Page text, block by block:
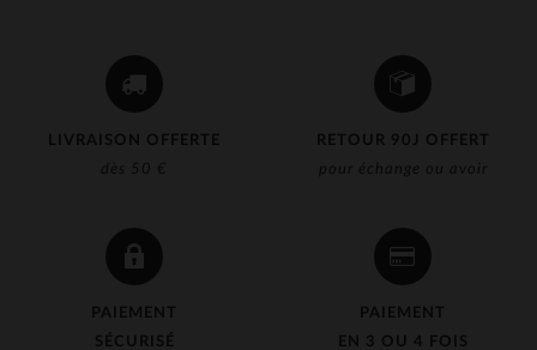
LIVRAISON OFFERTE
dès 50 €
RETOUR 90J OFFERT
pour échange ou avoir
PAIEMENT
SÉCURISÉ
PAIEMENT
EN 3 OU 4 FOIS